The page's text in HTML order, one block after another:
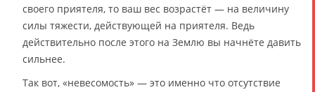
своего приятеля, то ваш вес возрастёт — на величину
силы тяжести, действующей на приятеля. Ведь
действительно после этого на Землю вы начнёте давить
сильнее.
Так вот, «невесомость» — это именно что отсутствие